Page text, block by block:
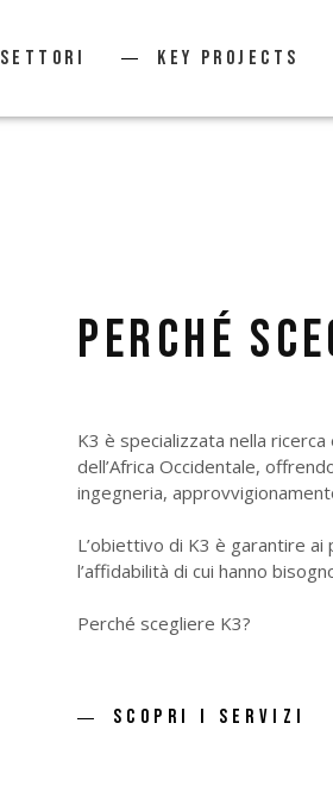
Settori KEY PROJECTS
PERCHÉ
K3 è specializzata nella
dell’Africa Occidentale,
ingegneria,
L’obiettivo di K3 è garantire
l’affidabilità di cui hanno
Perché scegliere K3?
SCOPRI I SERVIZI